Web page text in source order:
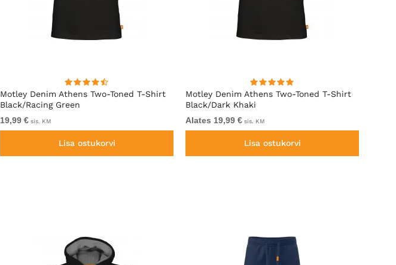
Motley Denim Athens Two-Toned T-Shirt
Black/Racing Green
19,99 € sis. KM
Lisa ostukorvi
Motley Denim Athens Two-Toned T-Shirt
Black/Dark Khaki
Alates 19,99 € sis. KM
Lisa ostukorvi